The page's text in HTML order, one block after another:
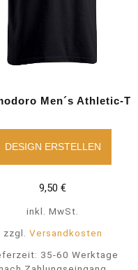
Men´s Athletic-T
DESIGN ERSTELLEN
9,50 €
inkl. MwSt.
zzgl. Versandkosten
35-60 Werktage